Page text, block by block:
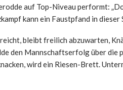
auf Top-Niveau performt:
kann ein Faustpfand in dieser
bleibt freilich abzuwarten,
den Mannschaftserfolg über
wird ein Riesen-Brett.